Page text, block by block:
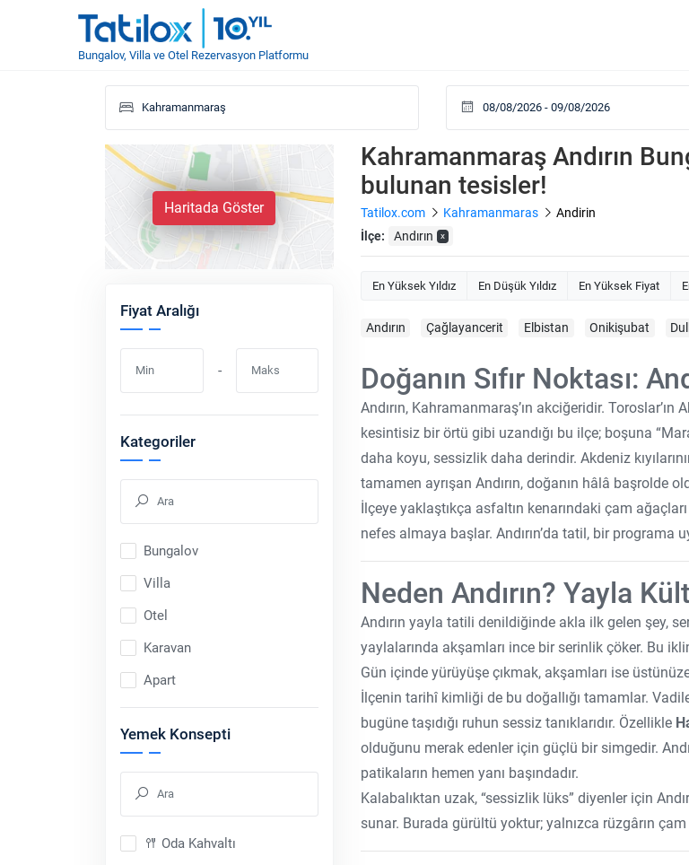
Bungalov, Villa ve Otel Rezervasyon Platformu
Haritada Göster
Fiyat Aralığı
-
Kategoriler
Bungalov
Villa
Otel
Karavan
Apart
Yemek Konsepti
Oda Kahvaltı
Kahramanmaraş Andırın
bulunan tesisler!
Tatilox.com Kahramanmaras
Andirin
İlçe:
Andırın x
En Yüksek Yıldız En Düşük Yıldız En Yüksek Fiyat
Andırın Çağlayancerit Elbistan Onikişubat
Doğanın Sıfır Noktası:
Andırın, Kahramanmaraş’ın akciğeridir.
kesintisiz bir örtü gibi uzandığı bu ilçe; boşuna
daha koyu, sessizlik daha derindir. Akdeniz
tamamen ayrışan Andırın, doğanın hâlâ başrolde
İlçeye yaklaştıkça asfaltın kenarındaki çam
nefes almaya başlar. Andırın’da tatil, bir
Neden Andırın? Yayla
Andırın yayla tatili denildiğinde akla ilk gelen şey,
yaylalarında akşamları ince bir serinlik çöker. Bu
Gün içinde yürüyüşe çıkmak, akşamları ise
İlçenin tarihî kimliği de bu doğallığı tamamlar.
bugüne taşıdığı ruhun sessiz tanıklarıdır. Özellikle
olduğunu merak edenler için güçlü bir simgedir.
patikaların hemen yanı başındadır.
Kalabalıktan uzak, “sessizlik lüks” diyenler için
sunar. Burada gürültü yoktur; yalnızca rüzgârın çam